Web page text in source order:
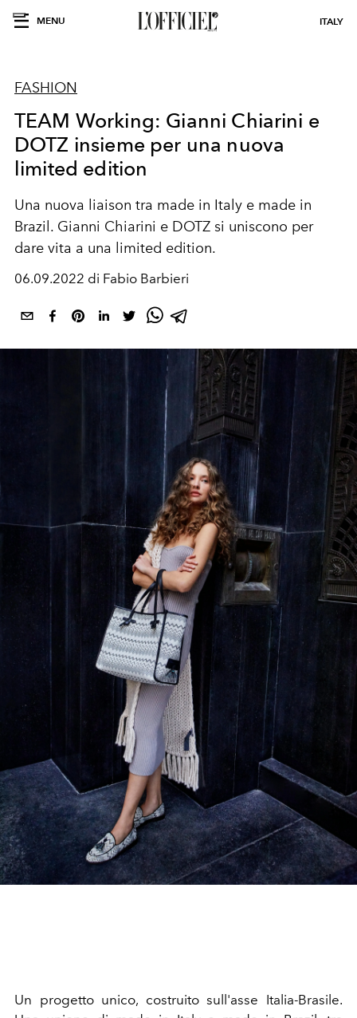
MENU ITALY
FASHION
TEAM Working: Gianni Chiarini e
DOTZ insieme per una nuova
limited edition
Una nuova liaison tra made in Italy e made in
Brazil. Gianni Chiarini e DOTZ si uniscono per
dare vita a una limited edition.
06.09.2022 di Fabio Barbieri
Un progetto unico, costruito sull'asse Italia-Brasile.